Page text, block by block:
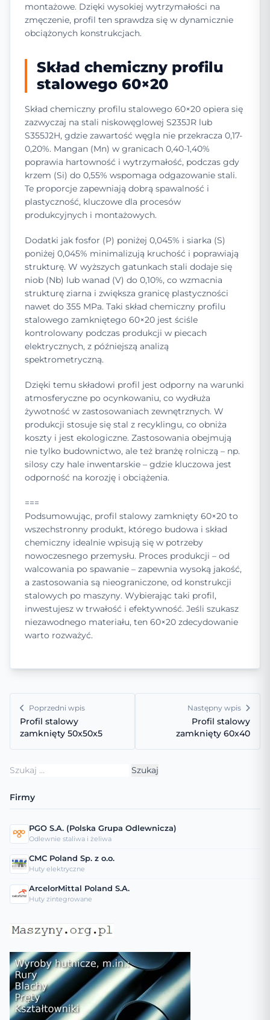
montażowe. Dzięki wysokiej wytrzymałości na
zmęczenie, profil ten sprawdza się w dynamicznie
obciążonych konstrukcjach.
Skład chemiczny profilu
stalowego 60×20
Skład chemiczny profilu stalowego 60×20 opiera się
zazwyczaj na stali niskowęglowej S235JR lub
S355J2H, gdzie zawartość węgla nie przekracza 0,17-
0,20%. Mangan (Mn) w granicach 0,40-1,40%
poprawia hartowność i wytrzymałość, podczas gdy
krzem (Si) do 0,55% wspomaga odgazowanie stali.
Te proporcje zapewniają dobrą spawalność i
plastyczność, kluczowe dla procesów
produkcyjnych i montażowych.
Dodatki jak fosfor (P) poniżej 0,045% i siarka (S)
poniżej 0,045% minimalizują kruchość i poprawiają
strukturę. W wyższych gatunkach stali dodaje się
niob (Nb) lub wanad (V) do 0,10%, co wzmacnia
strukturę ziarna i zwiększa granicę plastyczności
nawet do 355 MPa. Taki skład chemiczny profilu
stalowego zamkniętego 60×20 jest ściśle
kontrolowany podczas produkcji w piecach
elektrycznych, z późniejszą analizą
spektrometryczną.
Dzięki temu składowi profil jest odporny na warunki
atmosferyczne po ocynkowaniu, co wydłuża
żywotność w zastosowaniach zewnętrznych. W
produkcji stosuje się stal z recyklingu, co obniża
koszty i jest ekologiczne. Zastosowania obejmują
nie tylko budownictwo, ale też branżę rolniczą – np.
silosy czy hale inwentarskie – gdzie kluczowa jest
odporność na korozję i obciążenia.
===
Podsumowując, profil stalowy zamknięty 60×20 to
wszechstronny produkt, którego budowa i skład
chemiczny idealnie wpisują się w potrzeby
nowoczesnego przemysłu. Proces produkcji – od
walcowania po spawanie – zapewnia wysoką jakość,
a zastosowania są nieograniczone, od konstrukcji
stalowych po maszyny. Wybierając taki profil,
inwestujesz w trwałość i efektywność. Jeśli szukasz
niezawodnego materiału, ten 60×20 zdecydowanie
warto rozważyć.
Poprzedni wpis
Profil stalowy
zamknięty 50x50x5
Następny wpis
Profil stalowy
zamknięty 60x40
Szukaj:
Firmy
PGO S.A. (Polska Grupa Odlewnicza)
Odlewnie staliwa i żeliwa
CMC Poland Sp. z o.o.
Huty elektryczne
ArcelorMittal Poland S.A.
Huty zintegrowane